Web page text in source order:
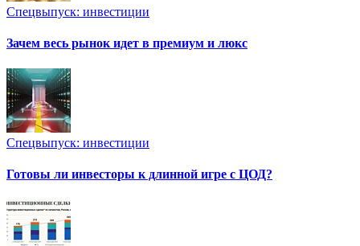
Спецвыпуск: инвестиции
Зачем весь рынок идет в премиум и люкс
Спецвыпуск: инвестиции
Готовы ли инвесторы к длинной игре с ЦОД?